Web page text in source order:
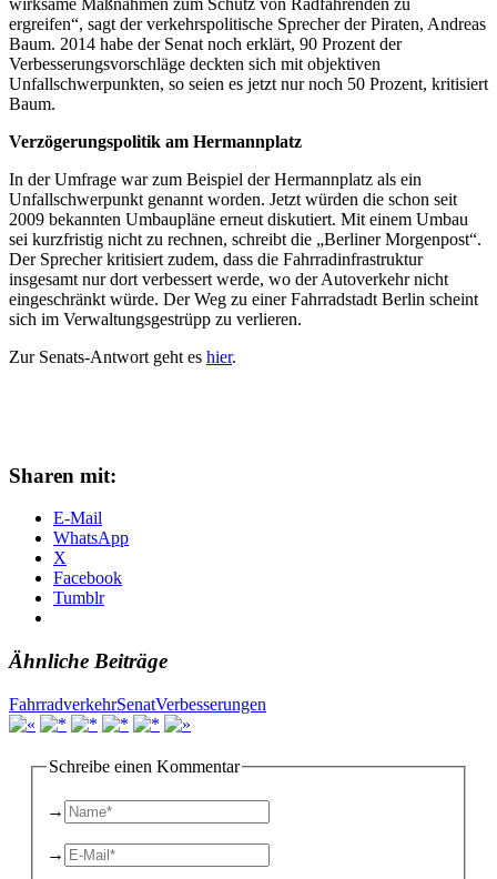
wirksame Maßnahmen zum Schutz von Radfahrenden zu
ergreifen“, sagt der verkehrspolitische Sprecher der Piraten, Andreas
Baum. 2014 habe der Senat noch erklärt, 90 Prozent der
Verbesserungsvorschläge deckten sich mit objektiven
Unfallschwerpunkten, so seien es jetzt nur noch 50 Prozent, kritisiert
Baum.
Verzögerungspolitik am Hermannplatz
In der Umfrage war zum Beispiel der Hermannplatz als ein
Unfallschwerpunkt genannt worden. Jetzt würden die schon seit
2009 bekannten Umbaupläne erneut diskutiert. Mit einem Umbau
sei kurzfristig nicht zu rechnen, schreibt die „Berliner Morgenpost“.
Der Sprecher kritisiert zudem, dass die Fahrradinfrastruktur
insgesamt nur dort verbessert werde, wo der Autoverkehr nicht
eingeschränkt würde. Der Weg zu einer Fahrradstadt Berlin scheint
sich im Verwaltungsgestrüpp zu verlieren.
Zur Senats-Antwort geht es hier.
Sharen mit:
E-Mail
WhatsApp
X
Facebook
Tumblr
Ähnliche Beiträge
FahrradverkehrSenatVerbesserungen
Schreibe einen Kommentar
→
→